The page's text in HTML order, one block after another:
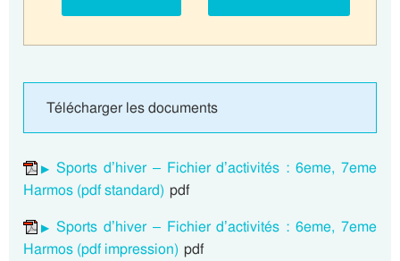
Télécharger les documents
Sports d’hiver – Fichier d’activités : 6eme, 7eme
Harmos (pdf standard) pdf
Sports d’hiver – Fichier d’activités : 6eme, 7eme
Harmos (pdf impression) pdf